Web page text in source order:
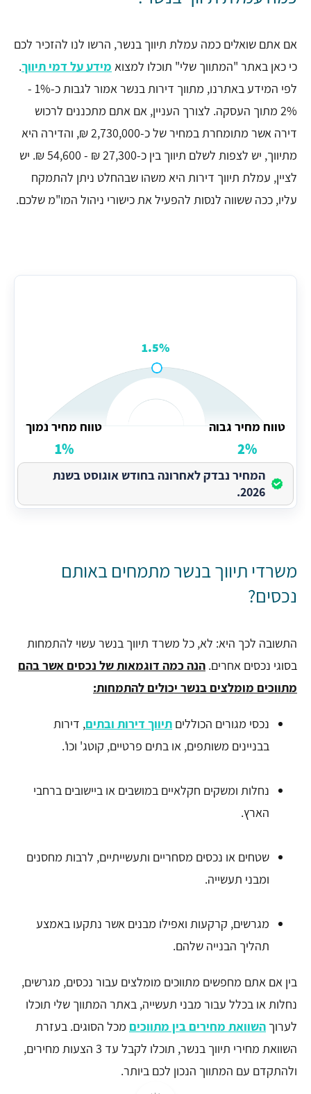
אם אתם שואלים כמה עמלת תיווך בנשר, הרשו לנו להזכיר לכם
כי כאן באתר "המתווך שלי" תוכלו למצוא מידע על דמי תיווך.
לפי המידע באתרנו, מתווך דירות בנשר אמור לגבות כ-1% -
2% מתוך העסקה. לצורך העניין, אם אתם מתכננים לרכוש
דירה אשר מתומחרת במחיר של כ-2,730,000 ₪, והדירה היא
מתיווך, יש לצפות לשלם תיווך בין כ-27,300 ₪ - 54,600 ₪. יש
לציין, עמלת תיווך דירות היא משהו שבהחלט ניתן להתמקח
עליו, ככה ששווה לנסות להפעיל את כישורי ניהול המו"מ שלכם.
1.5%
טווח מחיר גבוה
2%
טווח מחיר נמוך
1%
המחיר נבדק לאחרונה בחודש אוגוסט בשנת
2026.
משרדי תיווך בנשר מתמחים באותם
נכסים?
התשובה לכך היא: לא, כל משרד תיווך בנשר עשוי להתמחות
בסוגי נכסים אחרים. הנה כמה דוגמאות של נכסים אשר בהם
מתווכים מומלצים בנשר יכולים להתמחות:
נכסי מגורים הכוללים תיווך דירות ובתים, דירות
בבניינים משותפים, או בתים פרטיים, קוטג' וכו'.
נחלות ומשקים חקלאיים במושבים או ביישובים ברחבי
הארץ.
שטחים או נכסים מסחריים ותעשייתיים, לרבות מחסנים
ומבני תעשייה.
מגרשים, קרקעות ואפילו מבנים אשר נתקעו באמצע
תהליך הבנייה שלהם.
בין אם אתם מחפשים מתווכים מומלצים עבור נכסים, מגרשים,
נחלות או בכלל עבור מבני תעשייה, באתר המתווך שלי תוכלו
לערוך השוואת מחירים בין מתווכים מכל הסוגים. בעזרת
השוואת מחירי תיווך בנשר, תוכלו לקבל עד 3 הצעות מחירים,
ולהתקדם עם המתווך הנכון לכם ביותר.